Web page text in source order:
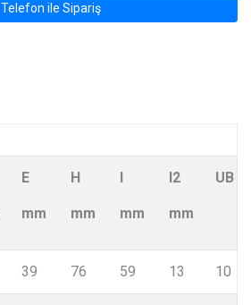
Telefon ile Sipariş
E
mm
H
mm mm
l2
mm
UB
39 76 59 13 10